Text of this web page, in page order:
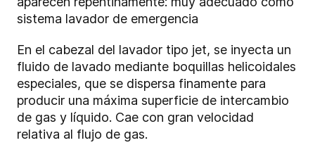
sistema lavador de emergencia
En el cabezal del lavador tipo jet, se inyecta un
fluido de lavado mediante boquillas helicoidales
especiales, que se dispersa finamente para
producir una máxima superficie de intercambio
de gas y líquido. Cae con gran velocidad
relativa al flujo de gas.